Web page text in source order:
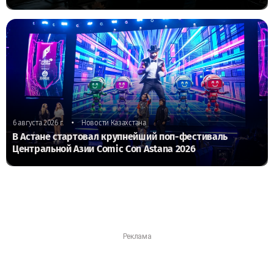
6 августа 2026 г. • Новости Казахстана
В Астане стартовал крупнейший поп-фестиваль
Центральной Азии Comic Con Astana 2026